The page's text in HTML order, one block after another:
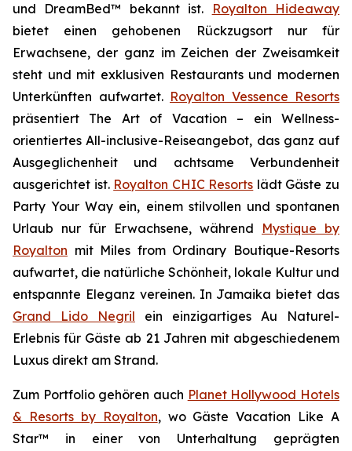
und DreamBed™ bekannt ist.
Royalton Hideaway
bietet einen gehobenen Rückzugsort nur für
Erwachsene, der ganz im Zeichen der Zweisamkeit
steht und mit exklusiven Restaurants und modernen
Unterkünften aufwartet. Royalton Vessence Resorts
präsentiert The Art of Vacation – ein Wellness-
orientiertes All-inclusive-Reiseangebot, das ganz auf
Ausgeglichenheit und achtsame Verbundenheit
ausgerichtet ist. Royalton CHIC Resorts lädt Gäste zu
Party Your Way ein, einem stilvollen und spontanen
Urlaub nur für Erwachsene, während Mystique by
Royalton mit Miles from Ordinary Boutique-Resorts
aufwartet, die natürliche Schönheit, lokale Kultur und
entspannte Eleganz vereinen. In Jamaika bietet das
Grand Lido Negril ein einzigartiges Au Naturel-
Erlebnis für Gäste ab 21 Jahren mit abgeschiedenem
Luxus direkt am Strand.
Zum Portfolio gehören auch Planet Hollywood Hotels
& Resorts by Royalton, wo GästeVacation Like A
Star™ in einer von Unterhaltung geprägten